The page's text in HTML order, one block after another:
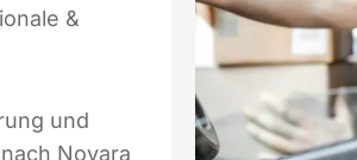
&
und
Novara